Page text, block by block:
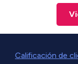
Calificación de